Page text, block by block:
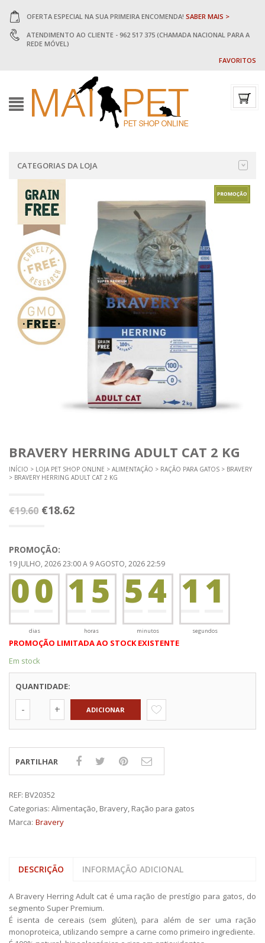
OFERTA ESPECIAL NA SUA PRIMEIRA ENCOMENDA! SABER MAIS >
ATENDIMENTO AO CLIENTE - 962 517 375 (CHAMADA NACIONAL PARA A
REDE MÓVEL)
FAVORITOS
CATEGORIAS DA LOJA
BRAVERY HERRING ADULT CAT 2 KG
INÍCIO > LOJA PET SHOP ONLINE > ALIMENTAÇÃO > RAÇÃO PARA GATOS > BRAVERY
> BRAVERY HERRING ADULT CAT 2 KG
€19.60 O
original
era:
€19.60.
€18.62O
é:
€18.62.
PROMOÇÃO:
19 JULHO, 2026 23:00 A 9 AGOSTO, 2026 22:59
0
00
00
dias 00
15
horas 00
54
minutos 02
11
segundos
PROMOÇÃO LIMITADA AO STOCK EXISTENTE
Em stock
QUANTIDADE:
ADICIONAR
PARTILHAR
REF: BV20352
Categorias: Alimentação, Bravery, Ração para gatos
Marca: Bravery
DESCRIÇÃO INFORMAÇÃO ADICIONAL
A Bravery Herring Adult cat é uma ração de prestígio para gatos, do
segmento Super Premium.
É isenta de cereais (sem glúten), para além de ser uma ração
monoproteica, utilizando sempre a carne como primeiro ingrediente.